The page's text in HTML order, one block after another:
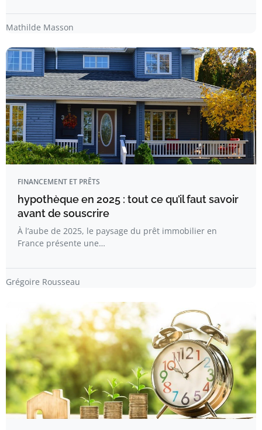
Mathilde Masson
FINANCEMENT ET PRÊTS
hypothèque en 2025 : tout ce qu’il faut savoir
avant de souscrire
À l’aube de 2025, le paysage du prêt immobilier en
France présente une…
Grégoire Rousseau